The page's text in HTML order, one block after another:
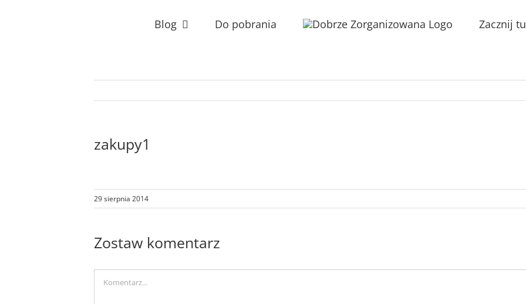
Blog Do pobrania Zacznij
zakupy1
29 sierpnia 2014
Zostaw komentarz